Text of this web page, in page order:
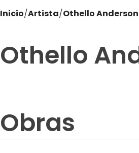
Inicio/Artista/Othello Anderson
Othello
Obras